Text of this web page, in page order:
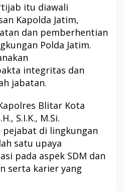
itu diawali
Kapolda Jatim,
dan pemberhentian
Polda Jatim.
integritas dan
jabatan.
Blitar Kota
S.I.K., M.Si.
di lingkungan
satu upaya
pada aspek SDM dan
serta karier yang